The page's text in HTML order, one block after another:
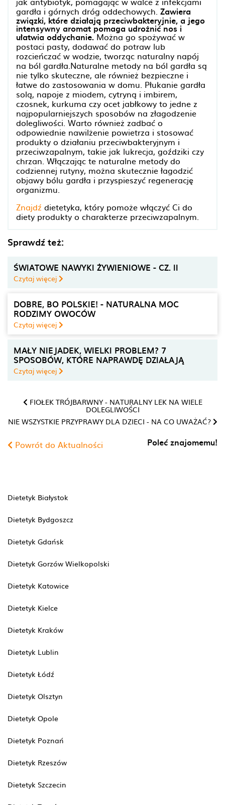
gardła i górnych dróg oddechowych. Zawiera
związki, które działają przeciwbakteryjnie, a jego
intensywny aromat pomaga udrożnić nos i
ułatwia oddychanie.Można go spożywać w
postaci pasty, dodawać do potraw lub
rozcieńczać w wodzie, tworząc naturalny napój
na ból gardła.Naturalne metody na ból gardła są
nie tylko skuteczne, ale również bezpieczne i
łatwe do zastosowania w domu. Płukanie gardła
solą, napoje z miodem, cytryną i imbirem,
czosnek, kurkuma czy ocet jabłkowy to jedne z
najpopularniejszych sposobów na złagodzenie
dolegliwości. Warto również zadbać o
odpowiednie nawilżenie powietrza i stosować
produkty o działaniu przeciwbakteryjnym i
przeciwzapalnym, takie jak lukrecja, goździki czy
chrzan. Włączając te naturalne metody do
codziennej rutyny, można skutecznie łagodzić
objawy bólu gardła i przyspieszyć regenerację
organizmu.
Znajdź dietetyka, który pomoże włączyć Ci do
diety produkty o charakterze przeciwzapalnym.
Sprawdź też:
ŚWIATOWE NAWYKI ŻYWIENIOWE - CZ. II
Czytaj więcej
DOBRE, BO POLSKIE! - NATURALNA MOC
RODZIMY OWOCÓW
Czytaj więcej
MAŁY NIEJADEK, WIELKI PROBLEM? 7
SPOSOBÓW, KTÓRE NAPRAWDĘ DZIAŁAJĄ
Czytaj więcej
FIOŁEK TRÓJBARWNY - NATURALNY LEK NA WIELE
DOLEGLIWOŚCI
NIE WSZYSTKIE PRZYPRAWY DLA DZIECI - NA CO UWAŻAĆ?
Powrót do Aktualności Poleć znajomemu!
Dietetyk Białystok
Dietetyk Bydgoszcz
Dietetyk Gdańsk
Dietetyk Gorzów Wielkopolski
Dietetyk Katowice
Dietetyk Kielce
Dietetyk Kraków
Dietetyk Lublin
Dietetyk Łódź
Dietetyk Olsztyn
Dietetyk Opole
Dietetyk Poznań
Dietetyk Rzeszów
Dietetyk Szczecin